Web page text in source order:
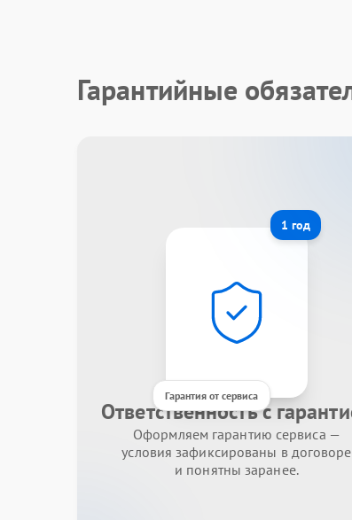
Гарантийные
1 год
Гарантия от сервиса
Ответственность с
Оформляем гарантию сервиса —
условия зафиксированы в договоре
и понятны заранее.